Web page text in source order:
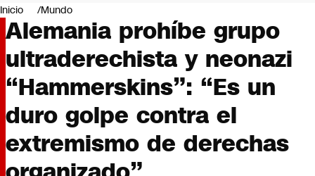
Negocios
Deportes
Programas completos
Cultura
Servicios
Bits
CNN tiempo
Futuro 360
Opinión
Inicio Mundo
Alemania prohíbe grupo
ultraderechista y neonazi
“Hammerskins”: “Es un
duro golpe contra el
extremismo de derechas